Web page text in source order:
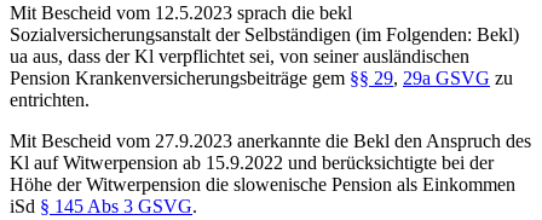
Mit Bescheid vom 12.5.2023 sprach die bekl
Sozialversicherungsanstalt der Selbständigen (im Folgenden: Bekl)
ua aus, dass der Kl verpflichtet sei, von seiner ausländischen
Pension Krankenversicherungsbeiträge gem §§ 29, 29a GSVG zu
entrichten.
Mit Bescheid vom 27.9.2023 anerkannte die Bekl den Anspruch des
Kl auf Witwerpension ab 15.9.2022 und berücksichtigte bei der
Höhe der Witwerpension die slowenische Pension als Einkommen
iSd § 145 Abs 3 GSVG.